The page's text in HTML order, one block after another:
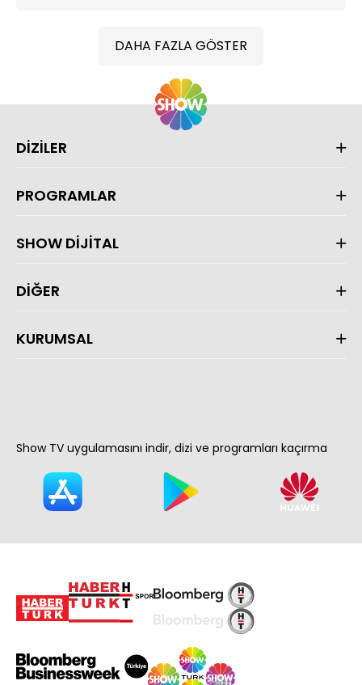
DAHA FAZLA GÖSTER
DİZİLER
PROGRAMLAR
SHOW DİJİTAL
DİĞER
KURUMSAL
Show TV uygulamasını indir, dizi ve programları kaçırma